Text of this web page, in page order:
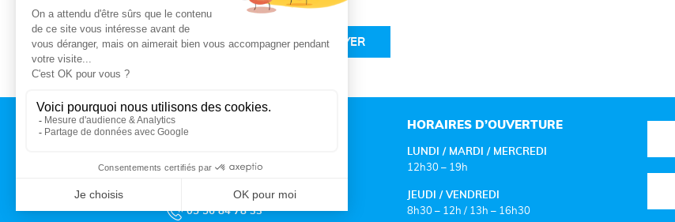
CONTACT
Rue du Professeur Arnozan
05 56 84 78 33
HORAIRES D’OUVERTURE
LUNDI / MARDI / MERCREDI
12h30 – 19h
JEUDI / VENDREDI
8h30 – 12h / 13h – 16h30